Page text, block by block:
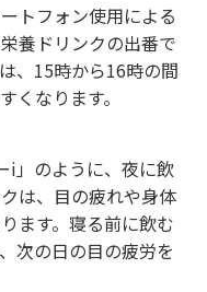
トフォン使用による
養ドリンクの出番で
、15時から16時の間
くなります。
i」のように、夜に飲
は、目の疲れや身体
ます。寝る前に飲む
次の日の目の疲労を